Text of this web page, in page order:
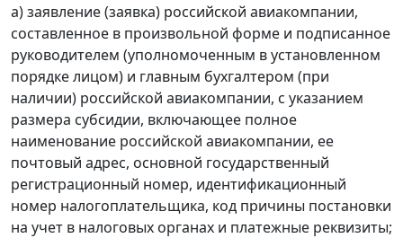
а) заявление (заявка) российской авиакомпании,
составленное в произвольной форме и подписанное
руководителем (уполномоченным в установленном
порядке лицом) и главным бухгалтером (при
наличии) российской авиакомпании, с указанием
размера субсидии, включающее полное
наименование российской авиакомпании, ее
почтовый адрес, основной государственный
регистрационный номер, идентификационный
номер налогоплательщика, код причины постановки
на учет в налоговых органах и платежные реквизиты;